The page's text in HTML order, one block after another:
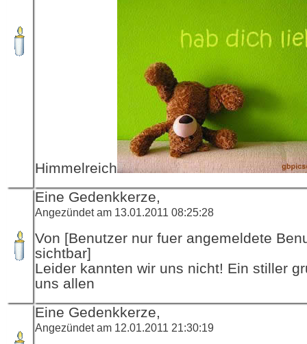
Himmelreich
Eine Gedenkkerze,
Angezündet am 13.01.2011 08:25:28
Von [Benutzer nur fuer angemeldete
sichtbar]
Leider kannten wir uns nicht! Ein stiller
uns allen
Eine Gedenkkerze,
Angezündet am 12.01.2011 21:30:19